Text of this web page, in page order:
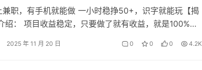
职，有手机就能做 一小时稳挣50+，识字就能玩【揭
绍： 项目收益稳定，只要做了就有收益，就是100%挣
2025 年 11 月 20 日 0 0 0 4.2K